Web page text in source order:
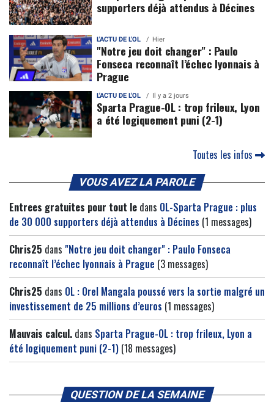
supporters déjà attendus à Décines
L'ACTU DE L'OL Hier
"Notre jeu doit changer" : Paulo
Fonseca reconnaît l’échec lyonnais à
Prague
L'ACTU DE L'OL Il y a 2 jours
Sparta Prague-OL : trop frileux, Lyon
a été logiquement puni (2-1)
Toutes les infos
VOUS AVEZ LA PAROLE
Entrees gratuites pour tout le dans OL-Sparta Prague : plus
de 30 000 supporters déjà attendus à Décines (1 messages)
Chris25 dans "Notre jeu doit changer" : Paulo Fonseca
reconnaît l’échec lyonnais à Prague (3 messages)
Chris25 dans OL : Orel Mangala poussé vers la sortie malgré un
investissement de 25 millions d’euros (1 messages)
Mauvais calcul. dans Sparta Prague-OL : trop frileux, Lyon a
été logiquement puni (2-1) (18 messages)
QUESTION DE LA SEMAINE